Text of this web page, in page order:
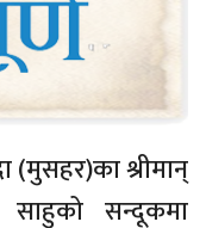
(मुसहर)का श्रीमान्
साहुको सन्दूकमा